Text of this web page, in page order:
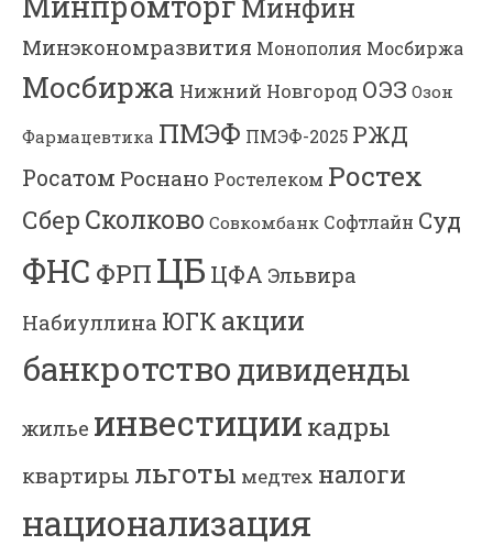
Минфин
Минэкономразвития Монополия Мосбиржа
Мосбиржа Нижний Новгород ОЭЗ Озон
Фармацевтика ПМЭФ ПМЭФ-2025 РЖД
Росатом Роснано Ростелеком Ростех
Сбер Сколково Совкомбанк Софтлайн Суд
ФНС ФРП ЦБ ЦФА Эльвира
Набиуллина ЮГК акции
банкротство дивиденды
жилье инвестиции кадры
квартиры льготы медтех налоги
национализация